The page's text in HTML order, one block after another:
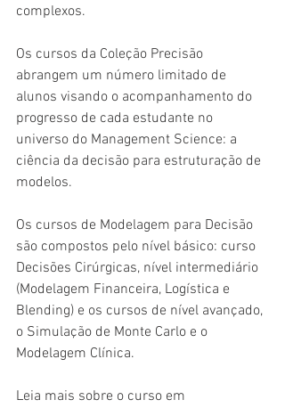
complexos.
Os cursos da Coleção Precisão
abrangem um número limitado de
alunos visando o acompanhamento do
progresso de cada estudante no
universo do Management Science: a
ciência da decisão para estruturação de
modelos.
Os cursos de Modelagem para Decisão
são compostos pelo nível básico: curso
Decisões Cirúrgicas, nível intermediário
(Modelagem Financeira, Logística e
Blending) e os cursos de nível avançado,
o Simulação de Monte Carlo e o
Modelagem Clínica.
Leia mais sobre o curso em